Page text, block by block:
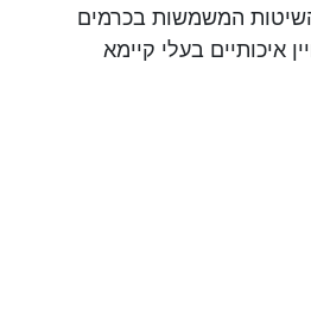
המשמשות בכרמים
איכותיים בעלי קיימא